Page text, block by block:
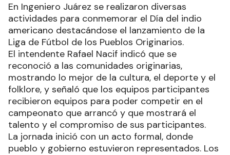
En Ingeniero Juárez se realizaron diversas
actividades para conmemorar el Día del indio
americano destacándose el lanzamiento de la
Liga de Fútbol de los Pueblos Originarios.
El intendente Rafael Nacif indicó que se
reconoció a las comunidades originarias,
mostrando lo mejor de la cultura, el deporte y el
folklore, y señaló que los equipos participantes
recibieron equipos para poder competir en el
campeonato que arrancó y que mostrará el
talento y el compromiso de sus participantes.
La jornada inició con un acto formal, donde
pueblo y gobierno estuvieron representados. Los